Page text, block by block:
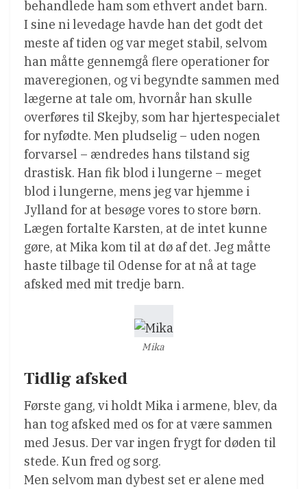
behandlede ham som ethvert andet barn.
I sine ni levedage havde han det godt det
meste af tiden og var meget stabil, selvom
han måtte gennemgå flere operationer for
maveregionen, og vi begyndte sammen med
lægerne at tale om, hvornår han skulle
overføres til Skejby, som har hjertespecialet
for nyfødte. Men pludselig – uden nogen
forvarsel – ændredes hans tilstand sig
drastisk. Han fik blod i lungerne – meget
blod i lungerne, mens jeg var hjemme i
Jylland for at besøge vores to store børn.
Lægen fortalte Karsten, at de intet kunne
gøre, at Mika kom til at dø af det. Jeg måtte
haste tilbage til Odense for at nå at tage
afsked med mit tredje barn.
Mika
Tidlig afsked
Første gang, vi holdt Mika i armene, blev, da
han tog afsked med os for at være sammen
med Jesus. Der var ingen frygt for døden til
stede. Kun fred og sorg.
Men selvom man dybest set er alene med